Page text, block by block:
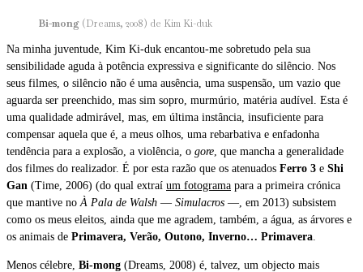
Bi-mong (Dreams, 2008) de Kim Ki-duk
Na minha juventude, Kim Ki-duk encantou-me sobretudo pela sua
sensibilidade aguda à potência expressiva e significante do silêncio. Nos
seus filmes, o silêncio não é uma ausência, uma suspensão, um vazio que
aguarda ser preenchido, mas sim sopro, murmúrio, matéria audível. Esta é
uma qualidade admirável, mas, em última instância, insuficiente para
compensar aquela que é, a meus olhos, uma rebarbativa e enfadonha
tendência para a explosão, a violência, o gore , que mancha a generalidade
dos filmes do realizador. É por esta razão que os atenuados Ferro 3 e Shi
Gan (Time, 2006) (do qual extraí um fotograma para a primeira crónica
que mantive no À Pala de Walsh — Simulacros —, em 2013) subsistem
como os meus eleitos, ainda que me agradem, também, a água, as árvores e
os animais de Primavera, Verão, Outono, Inverno… Primavera
Menos célebre, Bi-mong (Dreams, 2008) é, talvez, um objecto mais